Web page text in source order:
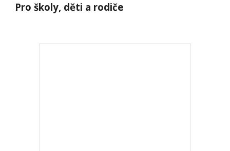
Pro školy, děti a rodiče